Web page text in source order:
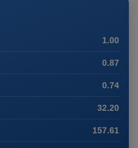
1.00
0.87
0.74
32.20
157.61